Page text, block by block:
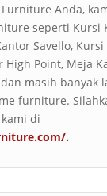
Anda,
seperti Kursi
Savello,
High Point, Meja
masih banyak
furniture.
di
.